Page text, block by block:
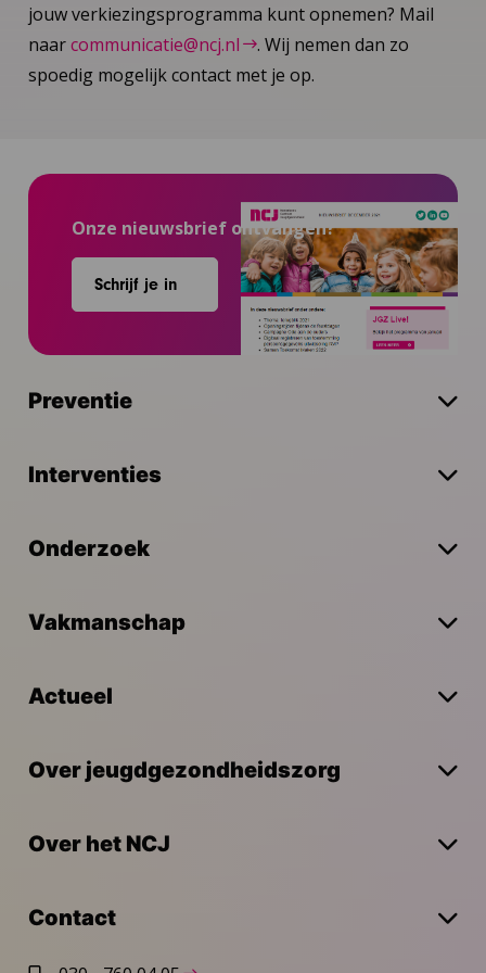
jouw verkiezingsprogramma kunt opnemen? Mail
naarcommunicatie@ncj.nl
. Wij nemen dan zo
spoedig mogelijk contact met je op.
Onze nieuwsbrief ontvangen?
Schrijf je in
Preventie
Interventies
Onderzoek
Vakmanschap
Actueel
Over jeugdgezondheidszorg
Over het NCJ
Contact